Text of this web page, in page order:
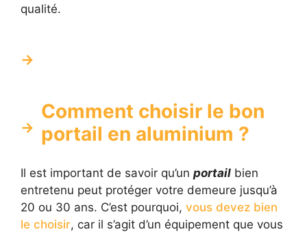
qualité.
Comment choisir le bon
portail en aluminium ?
Il est important de savoir qu’un portail bien
entretenu peut protéger votre demeure jusqu’à
20 ou 30 ans. C’est pourquoi, vous devez bien
le choisir, car il s’agit d’un équipement que vous